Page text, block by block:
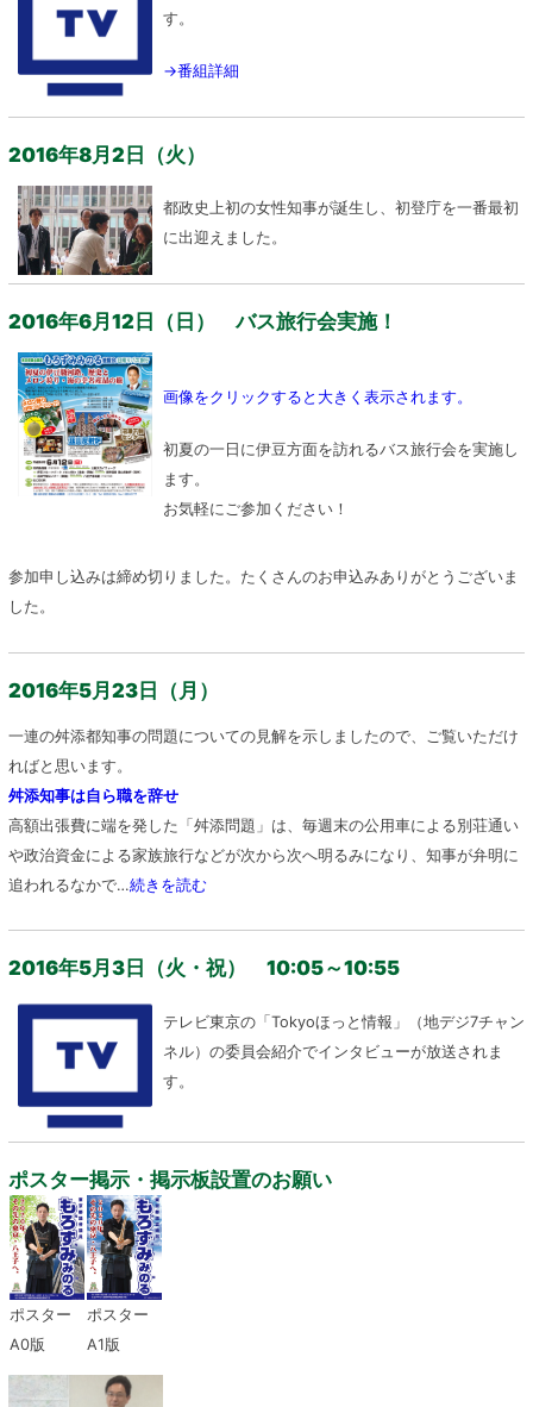
す。
→番組詳細
2016年8月2日（火）
都政史上初の女性知事が誕生し、初登庁を一番最初
に出迎えました。
2016年6月12日（日） バス旅行会実施！
画像をクリックすると大きく表示されます。
初夏の一日に伊豆方面を訪れるバス旅行会を実施し
ます。
お気軽にご参加ください！
参加申し込みは締め切りました。たくさんのお申込みありがとうございま
した。
2016年5月23日（月）
一連の舛添都知事の問題についての見解を示しましたので、ご覧いただけ
ればと思います。
舛添知事は自ら職を辞せ
高額出張費に端を発した「舛添問題」は、毎週末の公用車による別荘通い
や政治資金による家族旅行などが次から次へ明るみになり、知事が弁明に
追われるなかで…続きを読む
2016年5月3日（火・祝） 10:05～10:55
テレビ東京の「Tokyoほっと情報」（地デジ7チャン
ネル）の委員会紹介でインタビューが放送されま
す。
ポスター掲示・掲示板設置のお願い
ポスター
A0版
ポスター
A1版